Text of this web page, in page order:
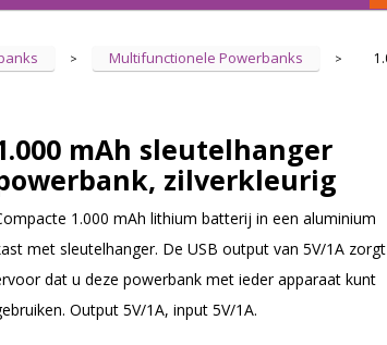
> Multifunctionele Powerbanks >
mAh sleutelhanger
zilverkleurig
1.000 mAh lithium batterij in een aluminium
met sleutelhanger. De USB output van 5V/1A zorgt
dat u deze powerbank met ieder apparaat kunt
Output 5V/1A, input 5V/1A.